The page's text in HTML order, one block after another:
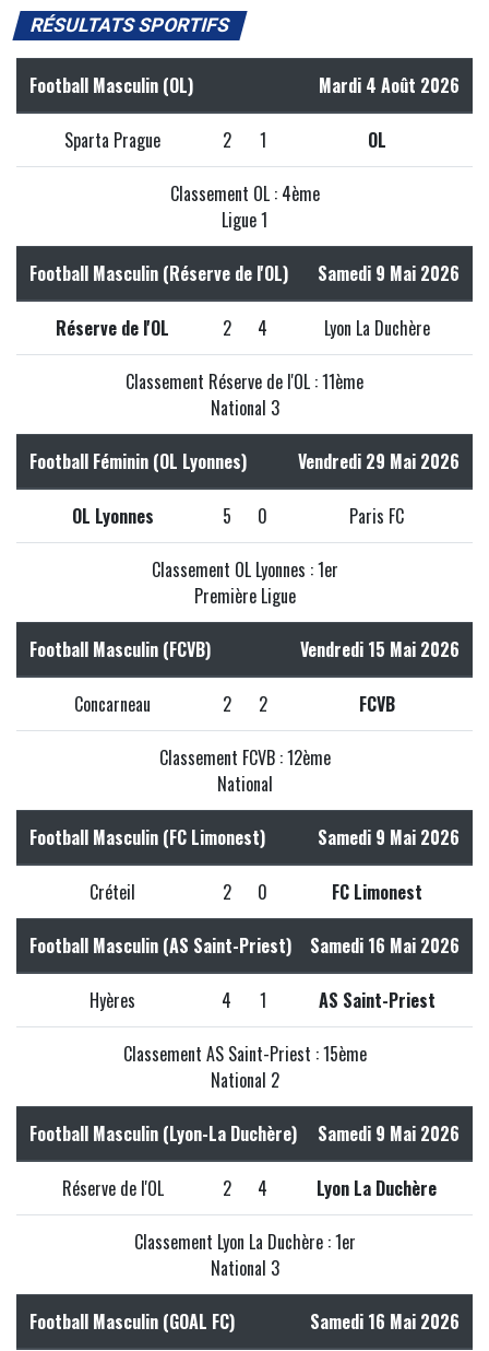
RÉSULTATS SPORTIFS
Football Masculin (OL) Mardi 4 Août 2026
Sparta Prague 2 1 OL
Classement OL : 4ème
Ligue 1
Football Masculin (Réserve de l'OL) Samedi 9 Mai 2026
Réserve de l'OL 2 4 Lyon La Duchère
Classement Réserve de l'OL : 11ème
National 3
Football Féminin (OL Lyonnes) Vendredi 29 Mai 2026
OL Lyonnes 5 0 Paris FC
Classement OL Lyonnes : 1er
Première Ligue
Football Masculin (FCVB) Vendredi 15 Mai 2026
Concarneau 2 2 FCVB
Classement FCVB : 12ème
National
Football Masculin (FC Limonest) Samedi 9 Mai 2026
Créteil 2 0 FC Limonest
Football Masculin (AS Saint-Priest) Samedi 16 Mai 2026
Hyères 4 1 AS Saint-Priest
Classement AS Saint-Priest : 15ème
National 2
Football Masculin (Lyon-La Duchère) Samedi 9 Mai 2026
Réserve de l'OL 2 4 Lyon La Duchère
Classement Lyon La Duchère : 1er
National 3
Football Masculin (GOAL FC) Samedi 16 Mai 2026